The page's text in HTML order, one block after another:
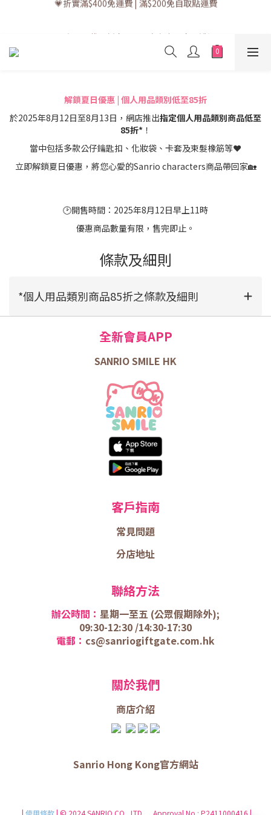
💗訂單一般送貨時間為3至5個工作天 (星期六、日及公眾假期並非
💗立即下載全新會員APP享有專屬會員禮遇
解鎖夏日優惠 | 個人用品類別低至85折
於2025年8月12日至8月13日，網店推出指定個人用品類別商品低至
85折*！
當中包括多款公仔鑰匙扣、化妝袋、卡套及束髮橡筋等❤
立即解鎖夏日優惠，將您心愛的Sanrio characters商品帶回家🏡
🕑開售時間：2025年8月12日早上11時
優惠商品數量有限，售完即止。
條款及細則
*個人用品類別商品85折之條款及細則
全新會員APP
SANRIO SMILE HK
客戶指南
常見問題
分店地址
聯絡方法
辦公時間： 星期一至五 (公眾假期除外);
09:30-12:30 /14:30-17:30
電郵： cs@sanriogiftgate.com.hk
關於我們
商店介紹
Sanrio Hong Kong官方網站
| 使用條款| © 2024 SANRIO CO., LTD. Approval No.: P2411000416 |